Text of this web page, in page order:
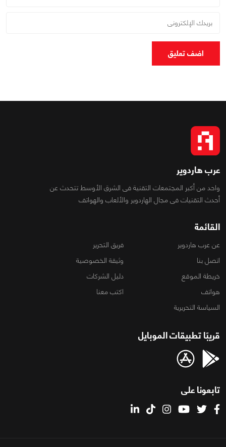
اضف تعليق
عرب هاردوير
واحد من أكبر المجتمعات التقنية فى الشرق الأوسط تتحدث عن
أحدث التقنيات فى مجال الهاردوير والألعاب والهواتف
القائمة
عن عرب هاردوير
فريق التحرير
اتصل بنا
وثيقة الخصوصية
خريطة الموقع
دليل الشركات
هواتف
اكتب معنا
السياسة التحريرية
قريبًا تطبيقات الموبايل
تابعونا على